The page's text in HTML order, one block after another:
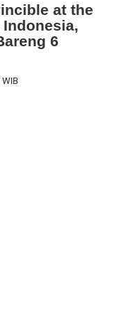
at the
Indonesia,
6